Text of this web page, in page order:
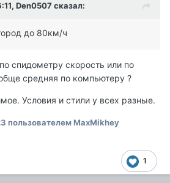
Den0507 сказал:
до 80км/ч
спидометру скорость или по
средняя по компьютеру ?
Условия и стили у всех разные.
пользователем MaxMikhey
1